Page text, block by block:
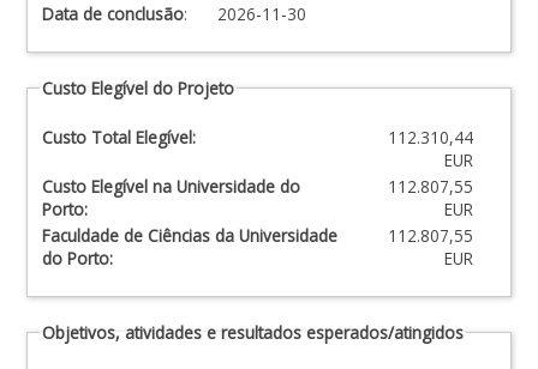
Data de conclusão: 2026-11-30
Custo Elegível do Projeto
Custo Total Elegível:
112.310,44
EUR
Custo Elegível na Universidade do
Porto:
112.807,55
EUR
Faculdade de Ciências da Universidade
do Porto:
112.807,55
EUR
Objetivos, atividades e resultados esperados/atingidos